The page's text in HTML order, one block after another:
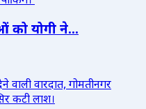
को योगी ने...